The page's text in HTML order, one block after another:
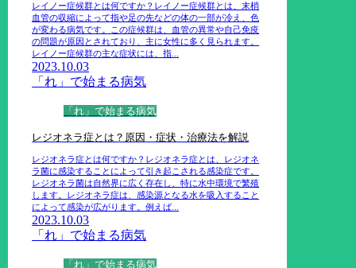
レイノー症候群とは何ですか？レイノー症候群とは、末梢
血管の収縮によって指や足の先などの体の一部が冷え、色
が変わる病気です。この症候群は、血管の異常や自己免疫
の問題が原因とされており、主に女性に多く見られます。
レイノー症候群の主な症状には、指...
2023.10.03
「れ」で始まる病気
「れ」で始まる病気
レジオネラ症とは？原因・症状・治療法を解説
レジオネラ症とは何ですか？レジオネラ症とは、レジオネ
ラ菌に感染することによって引き起こされる感染症です。
レジオネラ菌は自然界に広く存在し、特に水中環境で繁殖
します。レジオネラ症は、感染源となる水を吸入すること
によって感染が広がります。例えば...
2023.10.03
「れ」で始まる病気
「れ」で始まる病気